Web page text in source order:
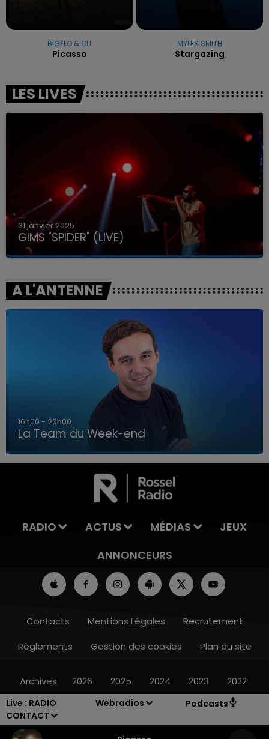
Live : RADIO
CONTACT
Webradios Podcasts
LA TEAM DU WEEK-END
BIGFLO & OLI
Picasso
MYLES SMITH
Stargazing
LES LIVES
31 janvier 2025
GIMS "SPIDER" (LIVE)
A L'ANTENNE
7h00 - 12h00
La Team du Week-end
RADIO ACTUS MÉDIAS
JEUX
ANNONCEURS
Contacts Mentions Légales
Recrutement
Règlements
Gestion des cookies Plan du site
Archives 2026 2025 2024 2023 2022